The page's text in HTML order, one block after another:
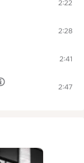
2:22
2:28
2:41
2:47